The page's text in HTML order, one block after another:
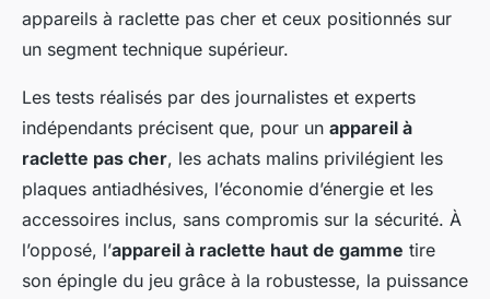
appareils à raclette pas cher et ceux positionnés sur
un segment technique supérieur.
Les tests réalisés par des journalistes et experts
indépendants précisent que, pour un appareil à
raclette pas cher, les achats malins privilégient les
plaques antiadhésives, l’économie d’énergie et les
accessoires inclus, sans compromis sur la sécurité. À
l’opposé, l’appareil à raclette haut de gamme tire
son épingle du jeu grâce à la robustesse, la puissance